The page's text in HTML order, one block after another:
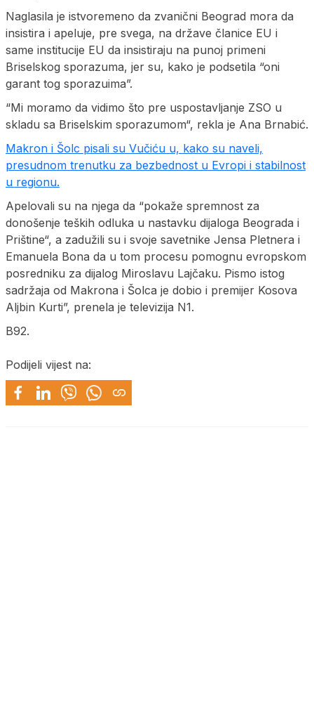
Naglasila je istvoremeno da zvanični Beograd mora da
insistira i apeluje, pre svega, na države članice EU i
same institucije EU da insistiraju na punoj primeni
Briselskog sporazuma, jer su, kako je podsetila “oni
garant tog sporazuima”.
“Mi moramo da vidimo što pre uspostavljanje ZSO u
skladu sa Briselskim sporazumom“, rekla je Ana Brnabić.
Makron i Šolc pisali su Vučiću u, kako su naveli,
presudnom trenutku za bezbednost u Evropi i stabilnost
u regionu.
Apelovali su na njega da “pokaže spremnost za
donošenje teških odluka u nastavku dijaloga Beograda i
Prištine“, a zadužili su i svoje savetnike Jensa Pletnera i
Emanuela Bona da u tom procesu pomognu evropskom
posredniku za dijalog Miroslavu Lajčaku. Pismo istog
sadržaja od Makrona i Šolca je dobio i premijer Kosova
Aljbin Kurti”, prenela je televizija N1.
B92.
Podijeli vijest na: